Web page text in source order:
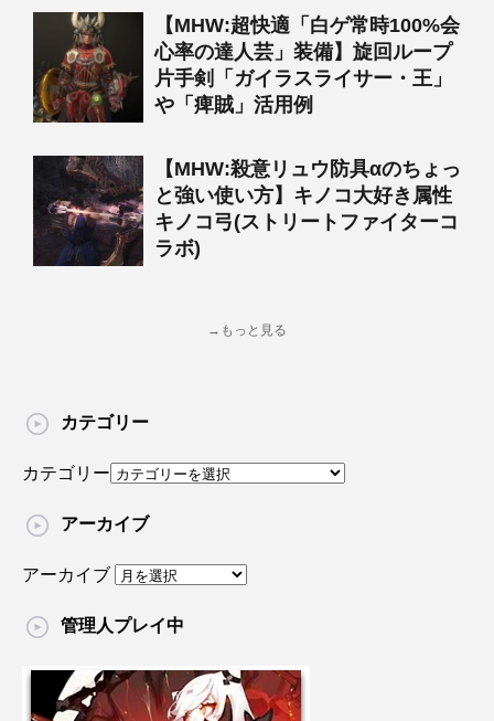
【MHW:超快適「白ゲ常時100%会
心率の達人芸」装備】旋回ループ
片手剣「ガイラスライサー・王」
や「痺賊」活用例
【MHW:殺意リュウ防具αのちょっ
と強い使い方】キノコ大好き属性
キノコ弓(ストリートファイターコ
ラボ)
→もっと見る
カテゴリー
カテゴリー
アーカイブ
アーカイブ
管理人プレイ中